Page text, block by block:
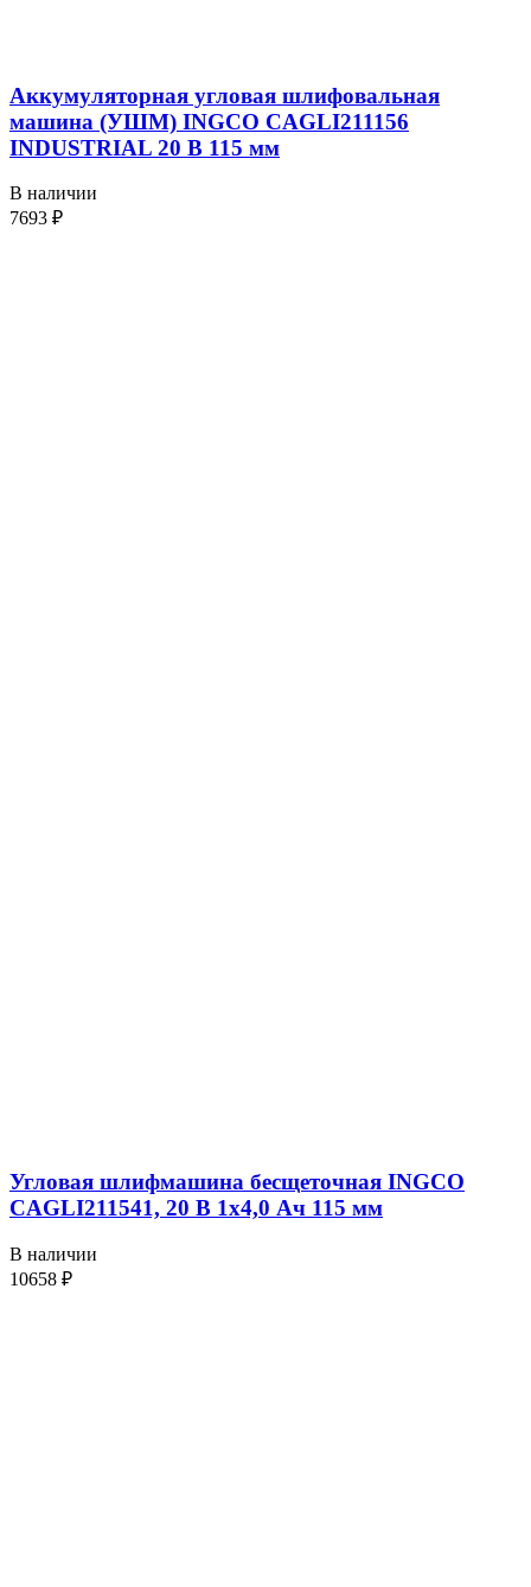
Аккумуляторная угловая шлифовальная
машина (УШМ) INGCO CAGLI211156
INDUSTRIAL 20 В 115 мм
В наличии
7693 ₽
Угловая шлифмашина бесщеточная INGCO
CAGLI211541, 20 В 1х4,0 Ач 115 мм
В наличии
10658 ₽